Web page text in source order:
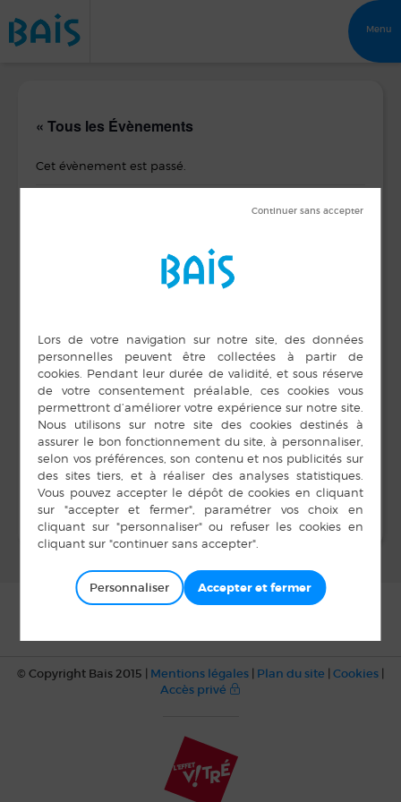
Menu
« Tous les Évènements
Cet évènement est passé.
Date :
19 mai 2016
LIEU
Salle Unisson
Club de L’Espérance
lâcher spécial
grosses truites
Bal Mouvement des
Ainés ruraux
© Copyright Bais 2015 | Mentions légales | Plan du site | Cookies |
Accès privé
Personnaliser